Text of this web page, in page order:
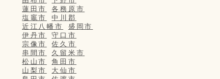
蓮田市
各務原市
塩竈市
中川郡
近江八幡市
盛岡市
伊丹市
守口市
宗像市
佐久市
串間市
久留米市
松山市
角田市
山梨市
大仙市